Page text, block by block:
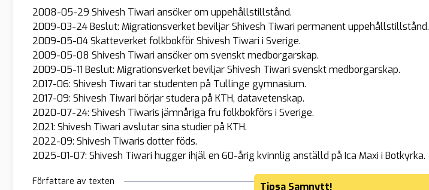
2008-05-29 Shivesh Tiwari ansöker om uppehållstillstånd.
2009-03-24 Beslut: Migrationsverket beviljar Shivesh Tiwari permanent uppehållstillstånd.
2009-05-04 Skatteverket folkbokför Shivesh Tiwari i Sverige.
2009-05-08 Shivesh Tiwari ansöker om svenskt medborgarskap.
2009-05-11 Beslut: Migrationsverket beviljar Shivesh Tiwari svenskt medborgarskap.
2017-06: Shivesh Tiwari tar studenten på Tullinge gymnasium.
2017-09: Shivesh Tiwari börjar studera på KTH, datavetenskap.
2020-07-24: Shivesh Tiwaris jämnåriga fru folkbokförs i Sverige.
2021: Shivesh Tiwari avslutar sina studier på KTH.
2022-09: Shivesh Tiwaris dotter föds.
2025-01-07: Shivesh Tiwari hugger ihjäl en 60-årig kvinnlig anställd på Ica Maxi i Botkyrka.
Författare av texten Tipsa Samnytt!